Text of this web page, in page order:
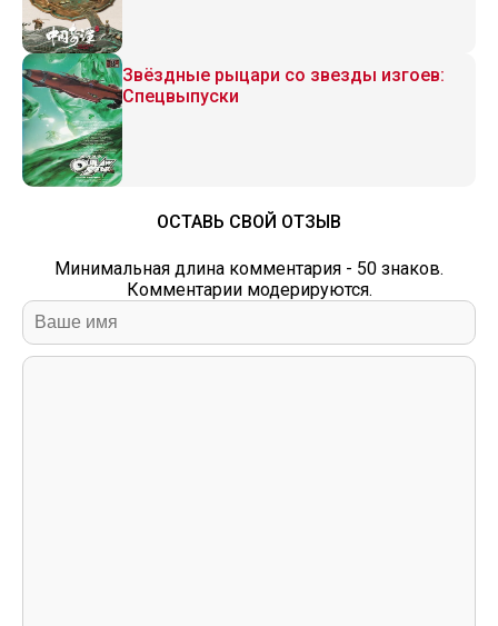
Звёздные рыцари со звезды изгоев:
Спецвыпуски
ОСТАВЬ СВОЙ ОТЗЫВ
Минимальная длина комментария - 50 знаков.
Комментарии модерируются.